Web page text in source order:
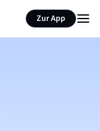
Zur App